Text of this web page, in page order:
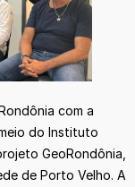
com a
do Instituto
GeoRondônia,
de Porto Velho. A